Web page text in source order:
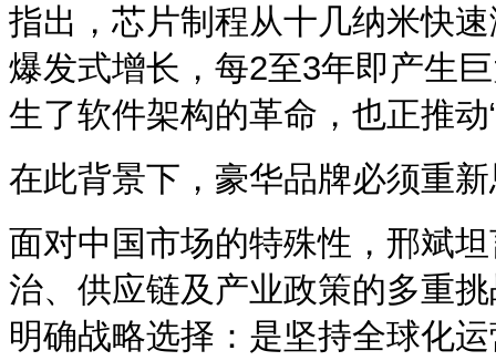
指出，芯片制程从十几纳米快
爆发式增长，每2至3年即产生
生了软件架构的革命，也正推
在此背景下，豪华品牌必须重
面对中国市场的特殊性，邢斌
治、供应链及产业政策的多重
明确战略选择：是坚持全球化